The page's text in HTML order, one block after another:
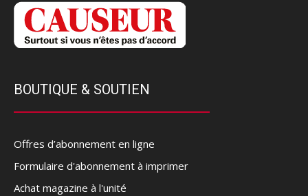
BOUTIQUE & SOUTIEN
Offres d’abonnement en ligne
Formulaire d'abonnement à imprimer
Achat magazine à l'unité